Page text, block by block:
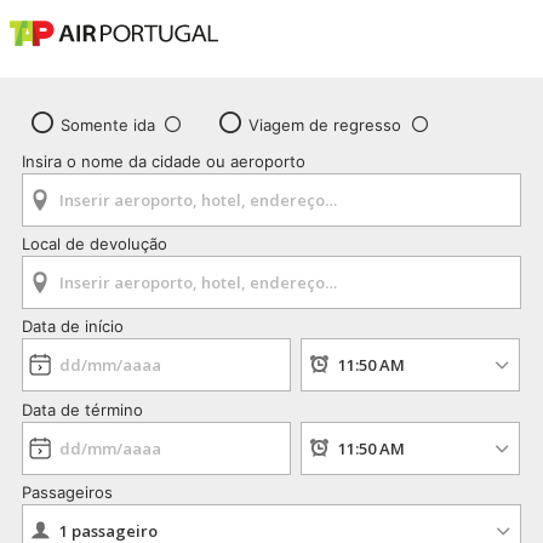
Somente ida
Viagem de regresso
Insira o nome da cidade ou aeroporto
Local de devolução
Data de início
Data de término
Passageiros